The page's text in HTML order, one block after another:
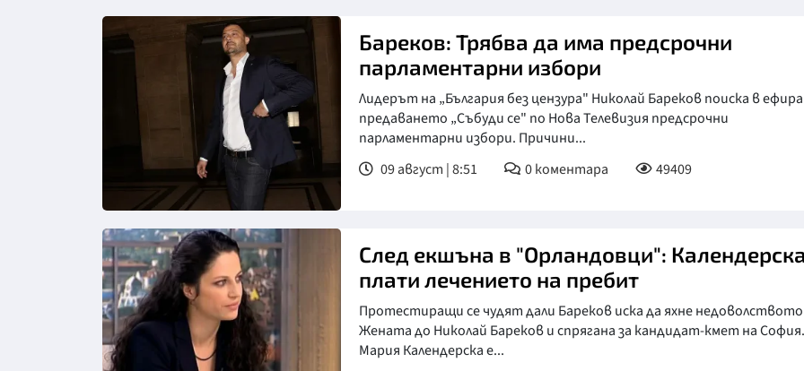
Бареков: Трябва да има предсрочни
парламентарни избори
Лидерът на „България без цензура" Николай Бареков поиска в
предаването „Събуди се" по Нова Телевизия предсрочни
парламентарни избори. Причини...
09 август | 8:51
0коментара 49409
След екшъна в "Орландовци": Календерска
плати лечението на пребит
Протестиращи се чудят дали Бареков иска да яхне
Жената до Николай Бареков и спрягана за кандидат-кмет на София.
Мария Календерска е...